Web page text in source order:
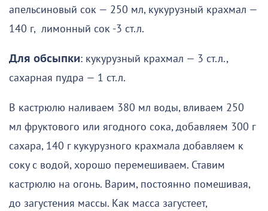
апельсиновый сок — 250 мл, кукурузный крахмал —
140 г, лимонный сок -3 ст.л.
Для обсыпки: кукурузный крахмал — 3 ст.л.,
сахарная пудра — 1 ст.л.
В кастрюлю наливаем 380 мл воды, вливаем 250
мл фруктового или ягодного сока, добавляем 300 г
сахара, 140 г кукурузного крахмала добавляем к
соку с водой, хорошо перемешиваем. Ставим
кастрюлю на огонь. Варим, постоянно помешивая,
до загустения массы. Как масса загустеет,